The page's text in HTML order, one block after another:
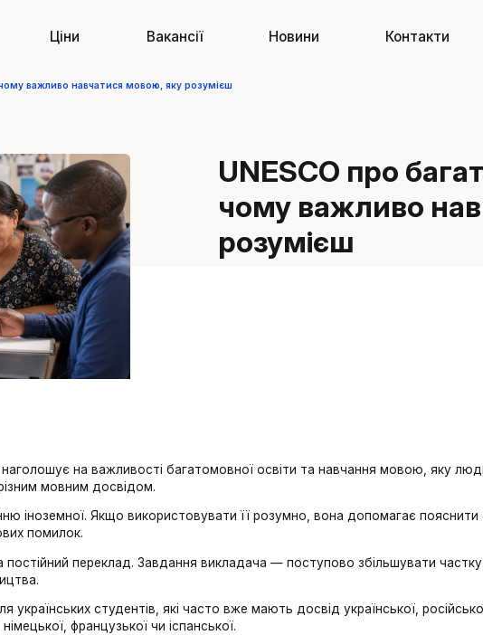
Ціни Вакансії Новини Контакти
важливо навчатися мовою, яку розумієш
UNESCO про
чому важливо
розумієш
наголошує на важливості багатомовної освіти та навчання мовою, яку
мовним досвідом.
іноземної. Якщо використовувати її розумно, вона допомагає пояснити
помилок.
переклад. Завдання викладача — поступово збільшувати
студентів, які часто вже мають досвід української,
французької чи іспанської.